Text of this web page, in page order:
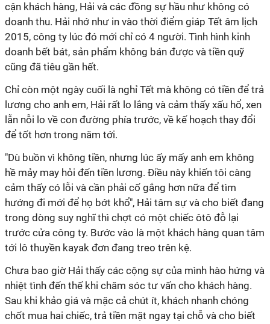
cận khách hàng, Hải và các đồng sự hầu như không có
doanh thu. Hải nhớ như in vào thời điểm giáp Tết âm lịch
2015, công ty lúc đó mới chỉ có 4 người. Tình hình kinh
doanh bết bát, sản phẩm không bán được và tiền quỹ
cũng đã tiêu gần hết.
Chỉ còn một ngày cuối là nghỉ Tết mà không có tiền để trả
lương cho anh em, Hải rất lo lắng và cảm thấy xấu hổ, xen
lẫn nỗi lo về con đường phía trước, về kế hoạch thay đổi
để tốt hơn trong năm tới.
"Dù buồn vì không tiền, nhưng lúc ấy mấy anh em không
hề mảy may hỏi đến tiền lương. Điều này khiến tôi càng
cảm thấy có lỗi và cần phải cố gắng hơn nữa để tìm
hướng đi mới để họ bớt khổ", Hải tâm sự và cho biết đang
trong dòng suy nghĩ thì chợt có một chiếc ôtô đỗ lại
trước cửa công ty. Bước vào là một khách hàng quan tâm
tới lô thuyền kayak đơn đang treo trên kệ.
Chưa bao giờ Hải thấy các cộng sự của mình hào hứng và
nhiệt tình đến thế khi chăm sóc tư vấn cho khách hàng.
Sau khi khảo giá và mặc cả chút ít, khách nhanh chóng
chốt mua hai chiếc, trả tiền mặt ngay tại chỗ và cho biết